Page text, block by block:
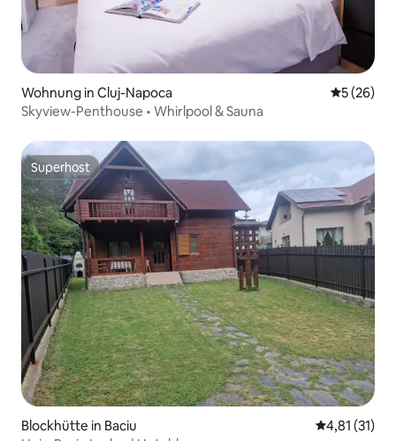
Wohnung in Cluj-Napoca
5 (26)
Skyview-Penthouse • Whirlpool & Sauna
Superhost
Superhost
Blockhütte in Baciu
4,81 (31)